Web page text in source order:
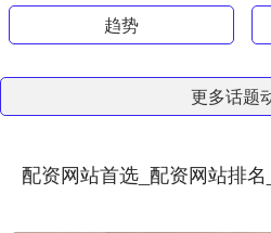
趋势
更多话题
配资网站首选_配资网站排